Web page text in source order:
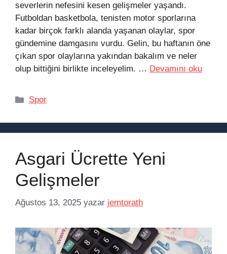
severlerin nefesini kesen gelişmeler yaşandı.
Futboldan basketbola, tenisten motor sporlarına
kadar birçok farklı alanda yaşanan olaylar, spor
gündemine damgasını vurdu. Gelin, bu haftanın öne
çıkan spor olaylarına yakından bakalım ve neler
olup bittiğini birlikte inceleyelim. … Devamını oku
Kategoriler
Spor
Asgari Ücrette Yeni
Gelişmeler
Ağustos 13, 2025 yazar jemtorath